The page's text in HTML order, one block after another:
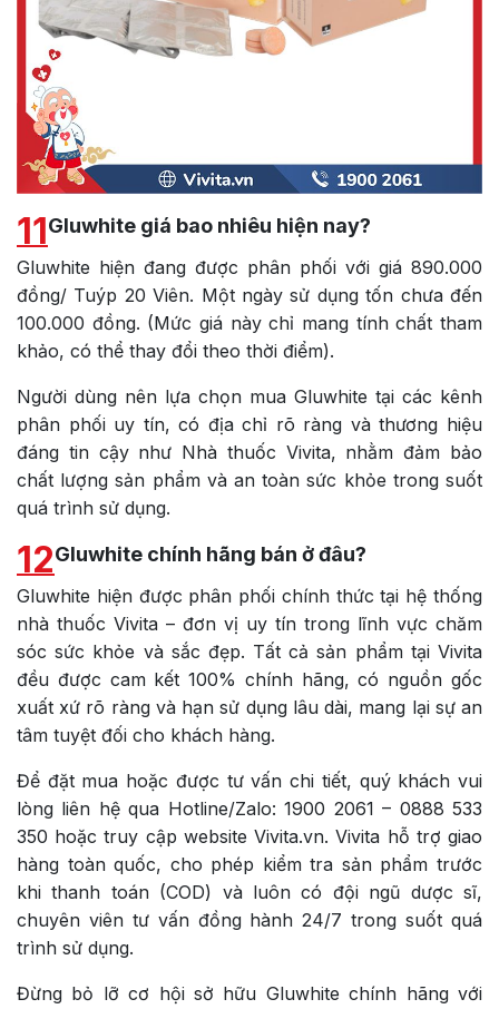
11Gluwhite giá bao nhiêu hiện nay?
Gluwhite hiện đang được phân phối với giá 890.000
đồng/ Tuýp 20 Viên. Một ngày sử dụng tốn chưa đến
100.000 đồng. (Mức giá này chỉ mang tính chất tham
khảo, có thể thay đổi theo thời điểm).
Người dùng nên lựa chọn mua Gluwhite tại các kênh
phân phối uy tín, có địa chỉ rõ ràng và thương hiệu
đáng tin cậy như Nhà thuốc Vivita, nhằm đảm bảo
chất lượng sản phẩm và an toàn sức khỏe trong suốt
quá trình sử dụng.
12Gluwhite chính hãng bán ở đâu?
Gluwhite hiện được phân phối chính thức tại hệ thống
nhà thuốc Vivita – đơn vị uy tín trong lĩnh vực chăm
sóc sức khỏe và sắc đẹp. Tất cả sản phẩm tại Vivita
đều được cam kết 100% chính hãng, có nguồn gốc
xuất xứ rõ ràng và hạn sử dụng lâu dài, mang lại sự an
tâm tuyệt đối cho khách hàng.
Để đặt mua hoặc được tư vấn chi tiết, quý khách vui
lòng liên hệ qua Hotline/Zalo: 1900 2061 – 0888 533
350 hoặc truy cập website Vivita.vn. Vivita hỗ trợ giao
hàng toàn quốc, cho phép kiểm tra sản phẩm trước
khi thanh toán (COD) và luôn có đội ngũ dược sĩ,
chuyên viên tư vấn đồng hành 24/7 trong suốt quá
trình sử dụng.
Đừng bỏ lỡ cơ hội sở hữu Gluwhite chính hãng với